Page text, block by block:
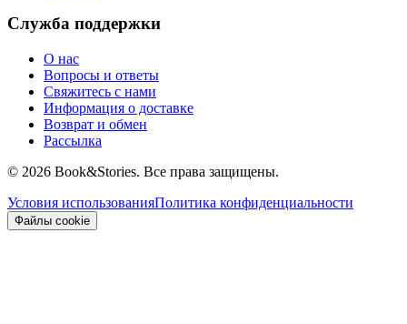
Служба поддержки
О нас
Вопросы и ответы
Свяжитесь с нами
Информация о доставке
Возврат и обмен
Рассылка
© 2026 Book&Stories. Все права защищены.
Условия использованияПолитика конфиденциальности
Файлы cookie